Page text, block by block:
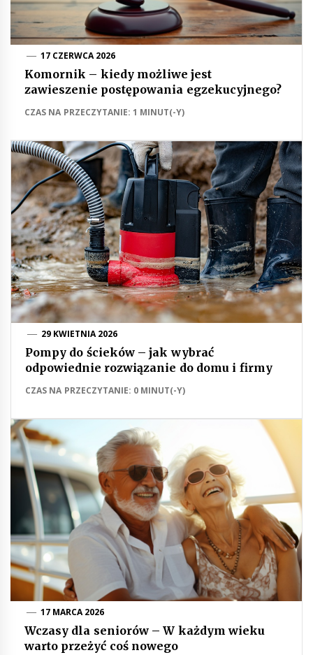
17 CZERWCA 2026
Komornik – kiedy możliwe jest
zawieszenie postępowania egzekucyjnego?
CZAS NA PRZECZYTANIE: 1 MINUT(-Y)
29 KWIETNIA 2026
Pompy do ścieków – jak wybrać
odpowiednie rozwiązanie do domu i firmy
CZAS NA PRZECZYTANIE: 0 MINUT(-Y)
17 MARCA 2026
Wczasy dla seniorów – W każdym wieku
warto przeżyć coś nowego